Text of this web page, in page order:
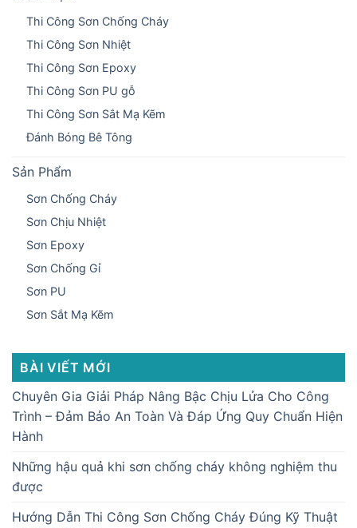
Thi Công Sơn Chống Cháy
Thi Công Sơn Nhiệt
Thi Công Sơn Epoxy
Thi Công Sơn PU gỗ
Thi Công Sơn Sắt Mạ Kẽm
Đánh Bóng Bê Tông
Sản Phẩm
Sơn Chống Cháy
Sơn Chịu Nhiệt
Sơn Epoxy
Sơn Chống Gỉ
Sơn PU
Sơn Sắt Mạ Kẽm
BÀI VIẾT MỚI
Chuyên Gia Giải Pháp Nâng Bậc Chịu Lửa Cho Công
Trình – Đảm Bảo An Toàn Và Đáp Ứng Quy Chuẩn Hiện
Hành
Những hậu quả khi sơn chống cháy không nghiệm thu
được
Hướng Dẫn Thi Công Sơn Chống Cháy Đúng Kỹ Thuật